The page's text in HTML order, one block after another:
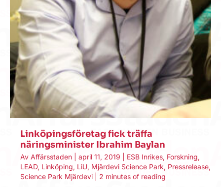
Linköpingsföretag fick träffa
näringsminister Ibrahim Baylan
Av Affärsstaden april 11, 2019 ESB Inrikes, Forskning,
LEAD, Linköping, LiU, Mjärdevi Science Park, Pressrelease,
Science Park Mjärdevi
2 minutes of reading